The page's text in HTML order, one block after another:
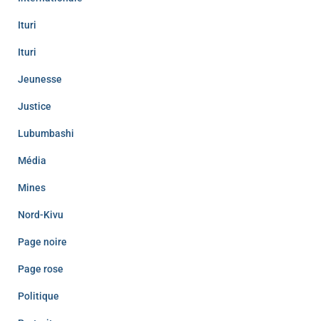
Ituri
Ituri
Jeunesse
Justice
Lubumbashi
Média
Mines
Nord-Kivu
Page noire
Page rose
Politique